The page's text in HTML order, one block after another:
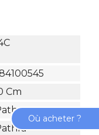
Cm
Où acheter ?